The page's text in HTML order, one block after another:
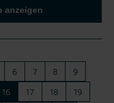
anzeigen
6 7 8
9
16 17 18
19